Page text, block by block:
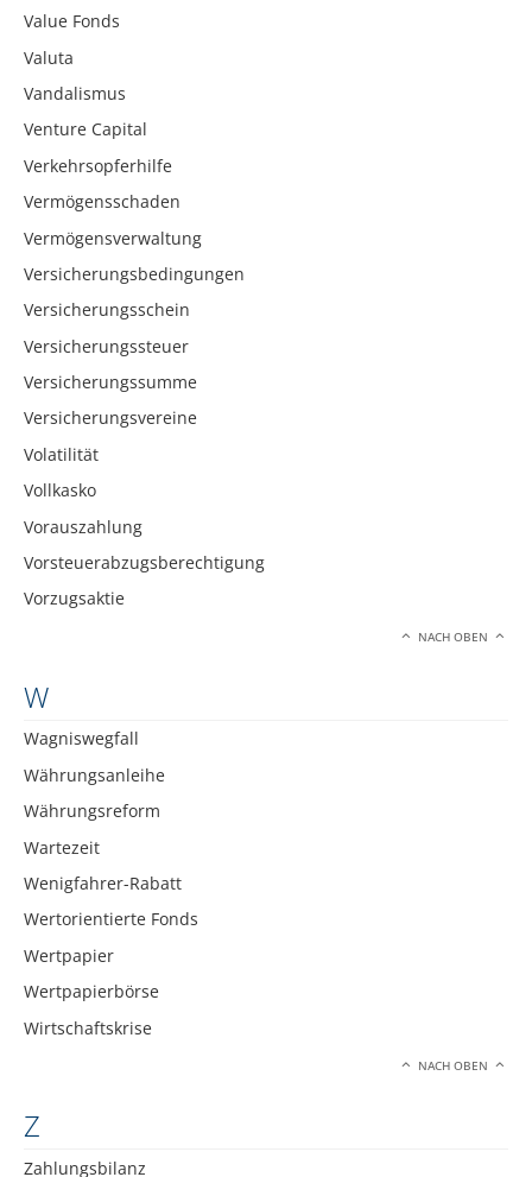
Value Fonds
Valuta
Vandalismus
Venture Capital
Verkehrsopferhilfe
Vermögensschaden
Vermögensverwaltung
Versicherungsbedingungen
Versicherungsschein
Versicherungssteuer
Versicherungssumme
Versicherungsvereine
Volatilität
Vollkasko
Vorauszahlung
Vorsteuerabzugsberechtigung
Vorzugsaktie
NACH OBEN
W
Wagniswegfall
Währungsanleihe
Währungsreform
Wartezeit
Wenigfahrer-Rabatt
Wertorientierte Fonds
Wertpapier
Wertpapierbörse
Wirtschaftskrise
NACH OBEN
Z
Zahlungsbilanz